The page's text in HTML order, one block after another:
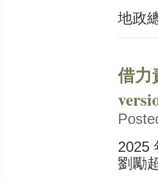
地政
借力
2025
劉勵